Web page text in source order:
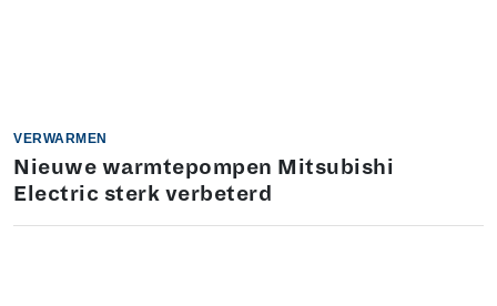
VERWARMEN
Nieuwe warmtepompen Mitsubishi
Electric sterk verbeterd